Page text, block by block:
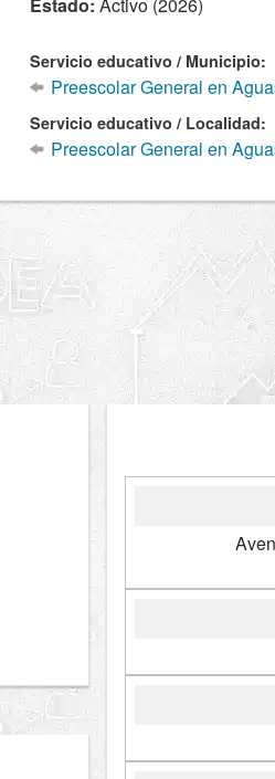
Servicio educativo / Municipio:
Preescolar General en
Servicio educativo / Localidad:
Preescolar General en